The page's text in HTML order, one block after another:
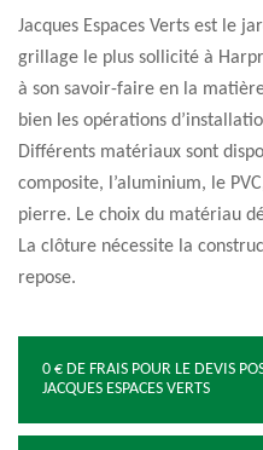
Jacques Espaces Verts est le
grillage le plus sollicité à
à son savoir-faire en la
bien les opérations
Différents matériaux sont
composite, l’aluminium, le
pierre. Le choix du matériau
La clôture nécessite la
repose.
0 € DE FRAIS POUR LE DEVIS
JACQUES ESPACES VERTS